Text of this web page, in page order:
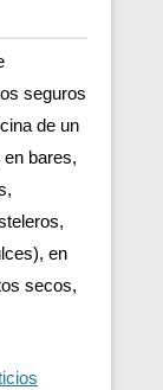
seguros
de un
bares,
en
secos,